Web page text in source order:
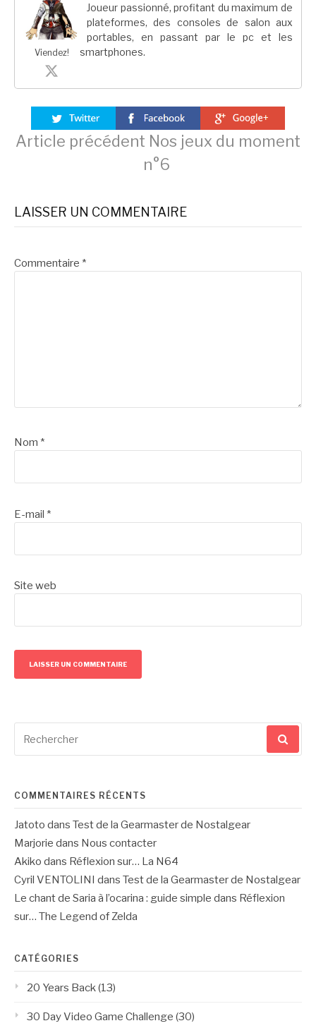
Viendez!
Joueur passionné, profitant du maximum de
plateformes, des consoles de salon aux
portables, en passant par le pc et les
smartphones.
Lire
la
suite
Article précédent Nos jeux du moment
n°6
LAISSER UN COMMENTAIRE
Commentaire *
Nom *
E-mail *
Site web
pour
COMMENTAIRES RÉCENTS
Jatoto dans Test de la Gearmaster de Nostalgear
Marjorie dans Nous contacter
Akiko dans Réflexion sur… La N64
Cyril VENTOLINI dans Test de la Gearmaster de Nostalgear
Le chant de Saria à l’ocarina : guide simple dans Réflexion
sur… The Legend of Zelda
CATÉGORIES
20 Years Back(13)
30 Day Video Game Challenge (30)